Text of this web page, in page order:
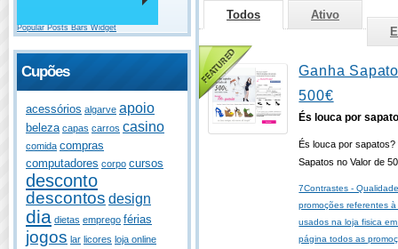
Popular Posts Bars Widget
Cupões
acessórios algarve apoio
beleza capas carros casino
comida compras
computadores corpo cursos
desconto
descontos design
dia dietas emprego férias
jogos lar licores loja online
Todos
Ativo
Ganha
500€
És louca por
És louca por
Sapatos no Valor de
7Contrastes -
promoções referentes
usados na loja fisica
página todos as